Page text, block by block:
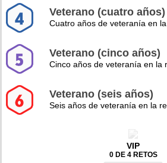
Veterano (cuatro años)
Cuatro años de veteranía en
Veterano (cinco años)
Cinco años de veteranía en la
Veterano (seis años)
Seis años de veteranía en la
VIP
0 DE 4 RETOS